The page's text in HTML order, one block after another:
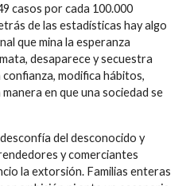
casos por cada 100.000
de las estadísticas hay algo
que mina la esperanza
desaparece y secuestra
modifica hábitos,
en que una sociedad se
del desconocido y
y comerciantes
la extorsión. Familias enteras